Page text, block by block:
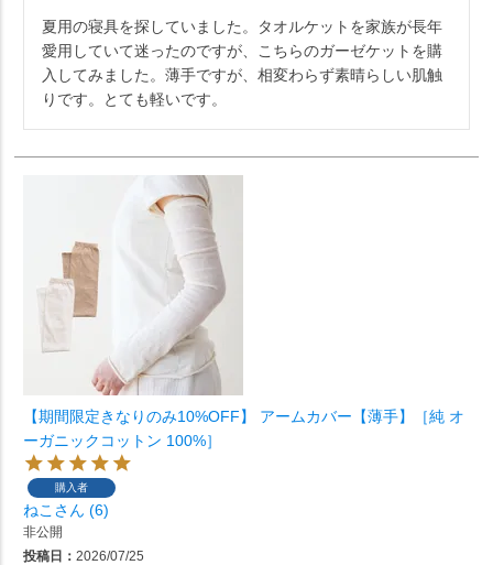
夏用の寝具を探していました。タオルケットを家族が長年
愛用していて迷ったのですが、こちらのガーゼケットを購
入してみました。薄手ですが、相変わらず素晴らしい肌触
りです。とても軽いです。
【期間限定きなりのみ10%OFF】 アームカバー【薄手】［純 オ
ーガニックコットン 100%］
購入者
ねこ 6
非公開
投稿日
2026/07/25